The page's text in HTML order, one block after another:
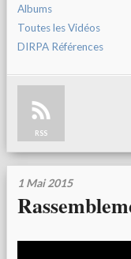
Albums
Toutes les Vidéos
DIRPA Références
RSS
1 Mai 2015